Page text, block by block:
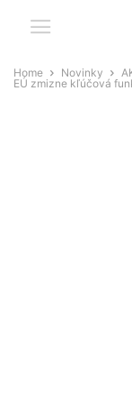
Home Novinky
EÚ zmizne kľúčová